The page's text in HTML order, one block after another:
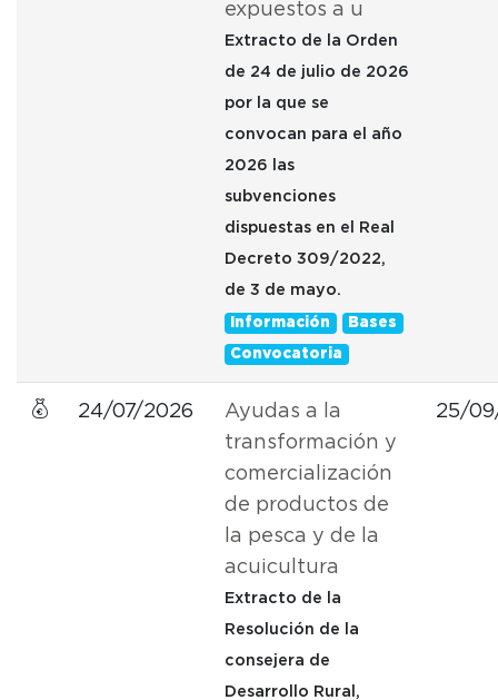
expuestos a u
Extracto de la Orden
de 24 de julio de 2026
por la que se
convocan para el año
2026 las
subvenciones
dispuestas en el Real
Decreto 309/2022,
de 3 de mayo.
Información Bases
Convocatoria
24/07/2026
Ayudas a la
transformación y
comercialización
de productos de
la pesca y de la
acuicultura
Extracto de la
Resolución de la
consejera de
Desarrollo Rural,
25/